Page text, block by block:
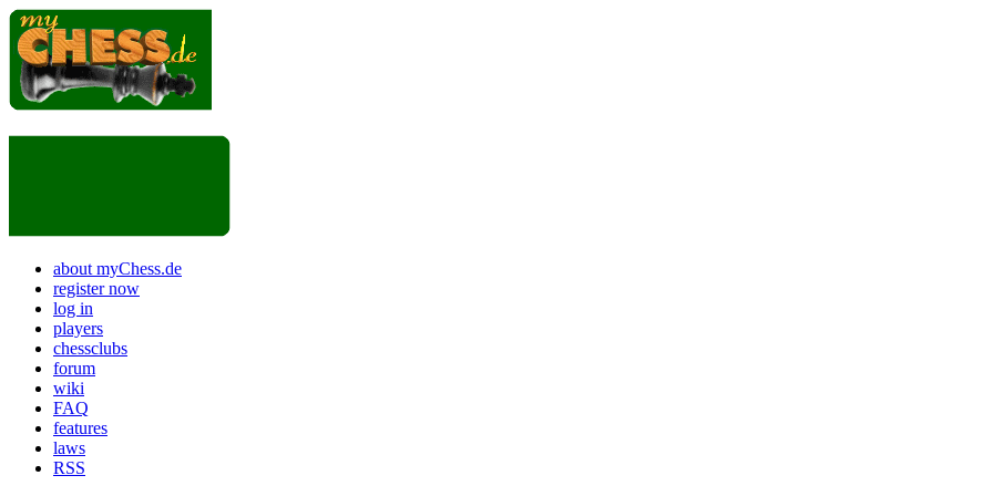
about myChess.de
register now
log in
players
chessclubs
forum
wiki
FAQ
features
laws
RSS